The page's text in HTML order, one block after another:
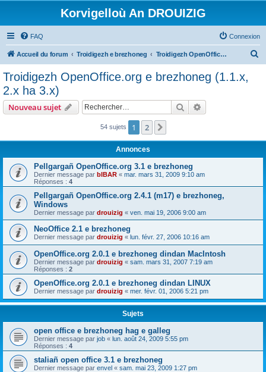
Korvigelloù An DROUIZIG
FAQ Connexion
Accueil du forum Troidigezh e brezhoneg Troidigezh OpenOffice.org e brezhoneg (1.1.x, 2.x ha 3.x)
c
Troidigezh OpenOffice.org e brezhoneg (1.1.x,
2.x ha 3.x)
Nouveau sujet Rechercher
54 sujets 1 2
Annonces
Pellgargañ OpenOffice.org 3.1 e brezhoneg
Dernier message par bIBAR « mar. mars 31, 2009 9:10 am
Réponses : 4
Pellgargañ OpenOffice.org 2.4.1 (m17) e brezhoneg,
Windows
Dernier message par drouizig « ven. mai 19, 2006 9:00 am
NeoOffice 2.1 e brezhoneg
Dernier message par drouizig « lun. févr. 27, 2006 10:16 am
OpenOffice.org 2.0.1 e brezhoneg dindan MacIntosh
Dernier message par drouizig « sam. mars 31, 2007 7:19 am
Réponses : 2
OpenOffice.org 2.0.1 e brezhoneg dindan LINUX
Dernier message par drouizig « mer. févr. 01, 2006 5:21 pm
Sujets
open office e brezhoneg hag e galleg
Dernier message par job « lun. août 24, 2009 5:55 pm
Réponses : 4
staliañ open office 3.1 e brezhoneg
Dernier message par envel « sam. mai 23, 2009 1:27 pm